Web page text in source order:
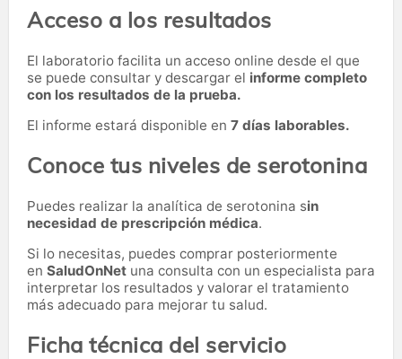
Acceso a los resultados
El laboratorio facilita un acceso online desde el que
se puede consultar y descargar el informe completo
con los resultados de la prueba.
El informe estará disponible en 7 días laborables.
Conoce tus niveles de serotonina
Puedes realizar la analítica de serotonina sin
necesidad de prescripción médica.
Si lo necesitas, puedes comprar posteriormente
en SaludOnNet una consulta con un especialista para
interpretar los resultados y valorar el tratamiento
más adecuado para mejorar tu salud.
Ficha técnica del servicio